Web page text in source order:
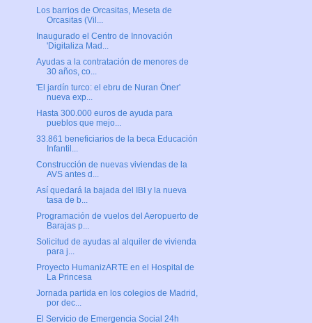
Los barrios de Orcasitas, Meseta de
Orcasitas (Vil...
Inaugurado el Centro de Innovación
'Digitaliza Mad...
Ayudas a la contratación de menores de
30 años, co...
'El jardín turco: el ebru de Nuran Öner'
nueva exp...
Hasta 300.000 euros de ayuda para
pueblos que mejo...
33.861 beneficiarios de la beca Educación
Infantil...
Construcción de nuevas viviendas de la
AVS antes d...
Así quedará la bajada del IBI y la nueva
tasa de b...
Programación de vuelos del Aeropuerto de
Barajas p...
Solicitud de ayudas al alquiler de vivienda
para j...
Proyecto HumanizARTE en el Hospital de
La Princesa
Jornada partida en los colegios de Madrid,
por dec...
El Servicio de Emergencia Social 24h